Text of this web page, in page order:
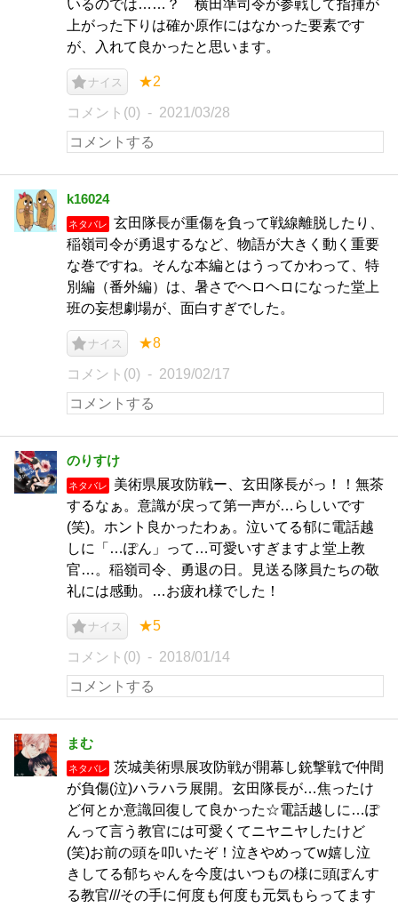
いるのでは……？ 横田準司令が参戦して指揮が
上がった下りは確か原作にはなかった要素です
が、入れて良かったと思います。
ナイス ★2
コメント(0) 2021/03/28
k16024
ネタバレ
玄田隊長が重傷を負って戦線離脱したり、
稲嶺司令が勇退するなど、物語が大きく動く重要
な巻ですね。そんな本編とはうってかわって、特
別編（番外編）は、暑さでヘロヘロになった堂上
班の妄想劇場が、面白すぎでした。
ナイス ★8
コメント(0) 2019/02/17
のりすけ
ネタバレ
美術県展攻防戦ー、玄田隊長がっ！！無茶
するなぁ。意識が戻って第一声が…らしいです
(笑)。ホント良かったわぁ。泣いてる郁に電話越
しに「…ぽん」って…可愛いすぎますよ堂上教
官…。稲嶺司令、勇退の日。見送る隊員たちの敬
礼には感動。…お疲れ様でした！
ナイス ★5
コメント(0) 2018/01/14
まむ
ネタバレ
茨城美術県展攻防戦が開幕し銃撃戦で仲間
が負傷(泣)ハラハラ展開。玄田隊長が…焦ったけ
ど何とか意識回復して良かった☆電話越しに…ぽ
んって言う教官には可愛くてニヤニヤしたけど
(笑)お前の頭を叩いたぞ！泣きやめってw嬉し泣
きしてる郁ちゃんを今度はいつもの様に頭ぽんす
る教官///その手に何度も何度も元気もらってます